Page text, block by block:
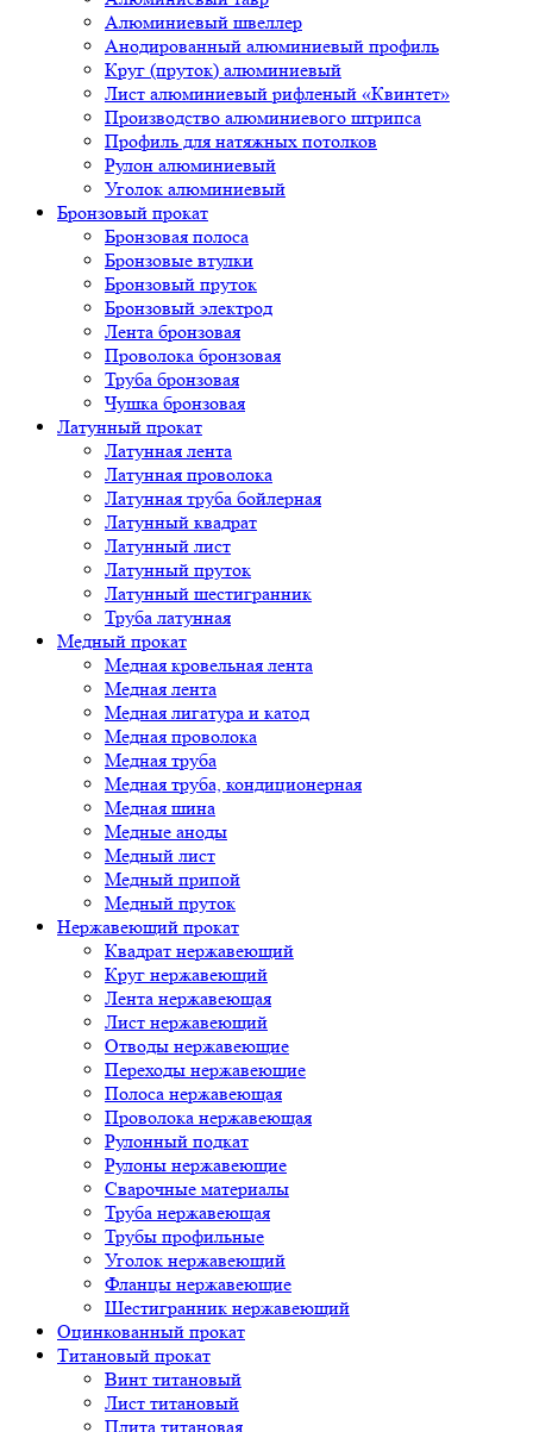
Алюминиевый швеллер
Анодированный алюминиевый профиль
Круг (пруток) алюминиевый
Лист алюминиевый рифленый «Квинтет»
Производство алюминиевого штрипса
Профиль для натяжных потолков
Рулон алюминиевый
Уголок алюминиевый
Бронзовый прокат
Бронзовая полоса
Бронзовые втулки
Бронзовый пруток
Бронзовый электрод
Лента бронзовая
Проволока бронзовая
Труба бронзовая
Чушка бронзовая
Латунный прокат
Латунная лента
Латунная проволока
Латунная труба бойлерная
Латунный квадрат
Латунный лист
Латунный пруток
Латунный шестигранник
Труба латунная
Медный прокат
Медная кровельная лента
Медная лента
Медная лигатура и катод
Медная проволока
Медная труба
Медная труба, кондиционерная
Медная шина
Медные аноды
Медный лист
Медный припой
Медный пруток
Нержавеющий прокат
Квадрат нержавеющий
Круг нержавеющий
Лента нержавеющая
Лист нержавеющий
Отводы нержавеющие
Переходы нержавеющие
Полоса нержавеющая
Проволока нержавеющая
Рулонный подкат
Рулоны нержавеющие
Сварочные материалы
Труба нержавеющая
Трубы профильные
Уголок нержавеющий
Фланцы нержавеющие
Шестигранник нержавеющий
Оцинкованный прокат
Титановый прокат
Винт титановый
Лист титановый
Плита титановая